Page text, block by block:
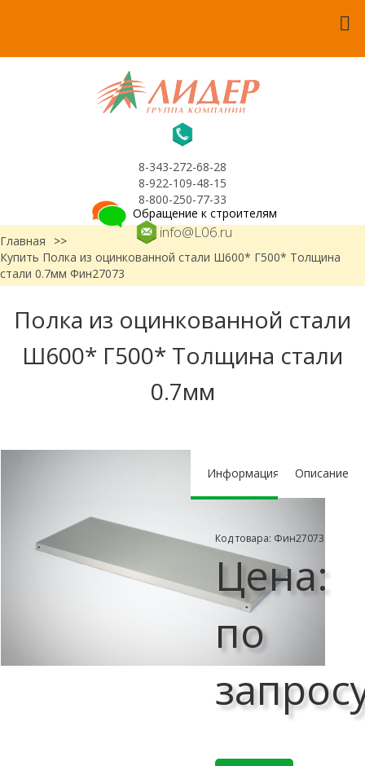
8-343-272-68-28
8-922-109-48-15
8-800-250-77-33
info@L06.ru
Обращение к строителям
Главная
>>
Купить Полка из оцинкованной стали Ш600* Г500* Толщина
стали 0.7мм Фин27073
Полка из оцинкованной стали
Ш600* Г500* Толщина стали
0.7мм
Информация Описание
Код товара: Фин27073
Цена:
по